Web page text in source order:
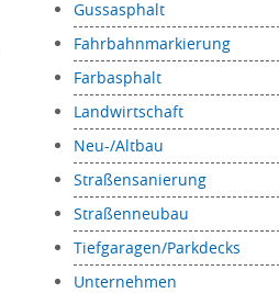
Gussasphalt
Fahrbahnmarkierung
Farbasphalt
Landwirtschaft
Neu-/Altbau
Straßensanierung
Straßenneubau
Tiefgaragen/Parkdecks
Unternehmen